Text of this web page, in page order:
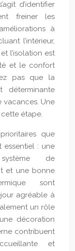
d’identifier
freiner les
à
l’intérieur,
l’isolation est
et le confort
pas que la
déterminante
vacances. Une
cette étape.
que
essentiel : une
de
et une bonne
sont
agréable à
un rôle
décoration
contribuent
et